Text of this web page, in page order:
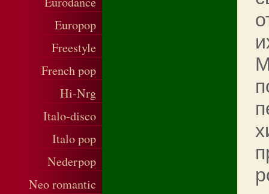
Europop
Freestyle
French pop
Hi-Nrg
Italo-disco
Italo pop
Nederpop
Neo romantic